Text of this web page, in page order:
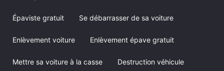
Épaviste gratuit Se débarrasser de sa voiture
Enlèvement voiture Enlèvement épave gratuit
Mettre sa voiture à la casse Destruction véhicule